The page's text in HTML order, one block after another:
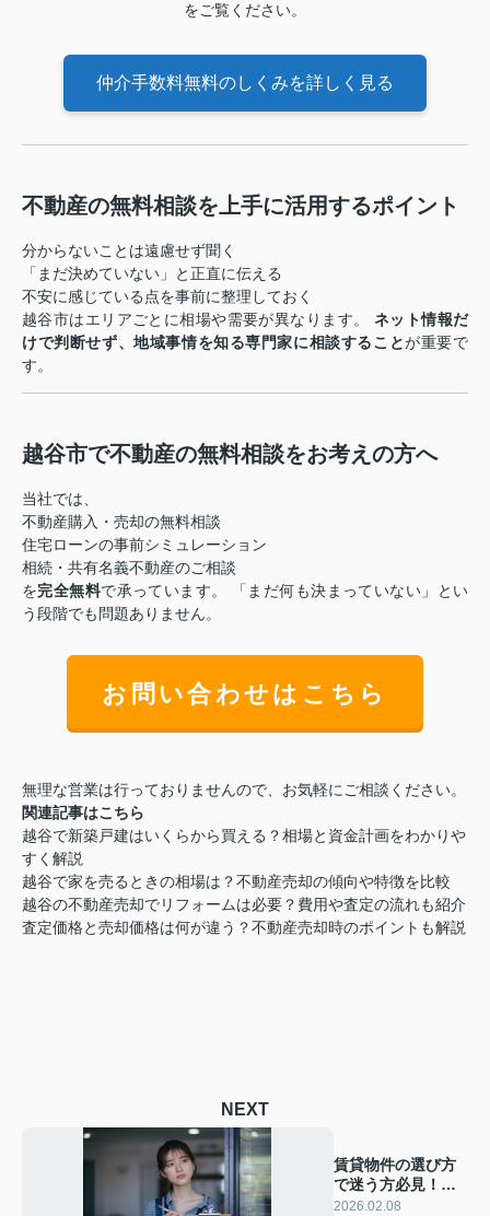
をご覧ください。
仲介手数料無料のしくみを詳しく見る
不動産の無料相談を上手に活用するポイント
分からないことは遠慮せず聞く
「まだ決めていない」と正直に伝える
不安に感じている点を事前に整理しておく
越谷市はエリアごとに相場や需要が異なります。 ネット情報だ
けで判断せず、地域事情を知る専門家に相談することが重要で
す。
越谷市で不動産の無料相談をお考えの方へ
当社では、
不動産購入・売却の無料相談
住宅ローンの事前シミュレーション
相続・共有名義不動産のご相談
を完全無料で承っています。 「まだ何も決まっていない」とい
う段階でも問題ありません。
お問い合わせはこちら
無理な営業は行っておりませんので、お気軽にご相談ください。
関連記事はこちら
越谷で新築戸建はいくらから買える？相場と資金計画をわかりや
すく解説
越谷で家を売るときの相場は？不動産売却の傾向や特徴を比較
越谷の不動産売却でリフォームは必要？費用や査定の流れも紹介
査定価格と売却価格は何が違う？不動産売却時のポイントも解説
NEXT
賃貸物件の選び方
で迷う方必見！ポ
イントを押さえて
2026.02.08